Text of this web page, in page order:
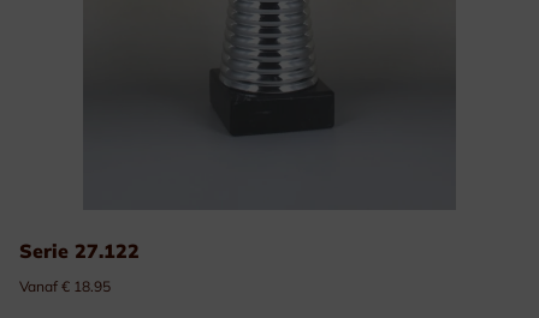
Serie 27.122
Vanaf € 18.95